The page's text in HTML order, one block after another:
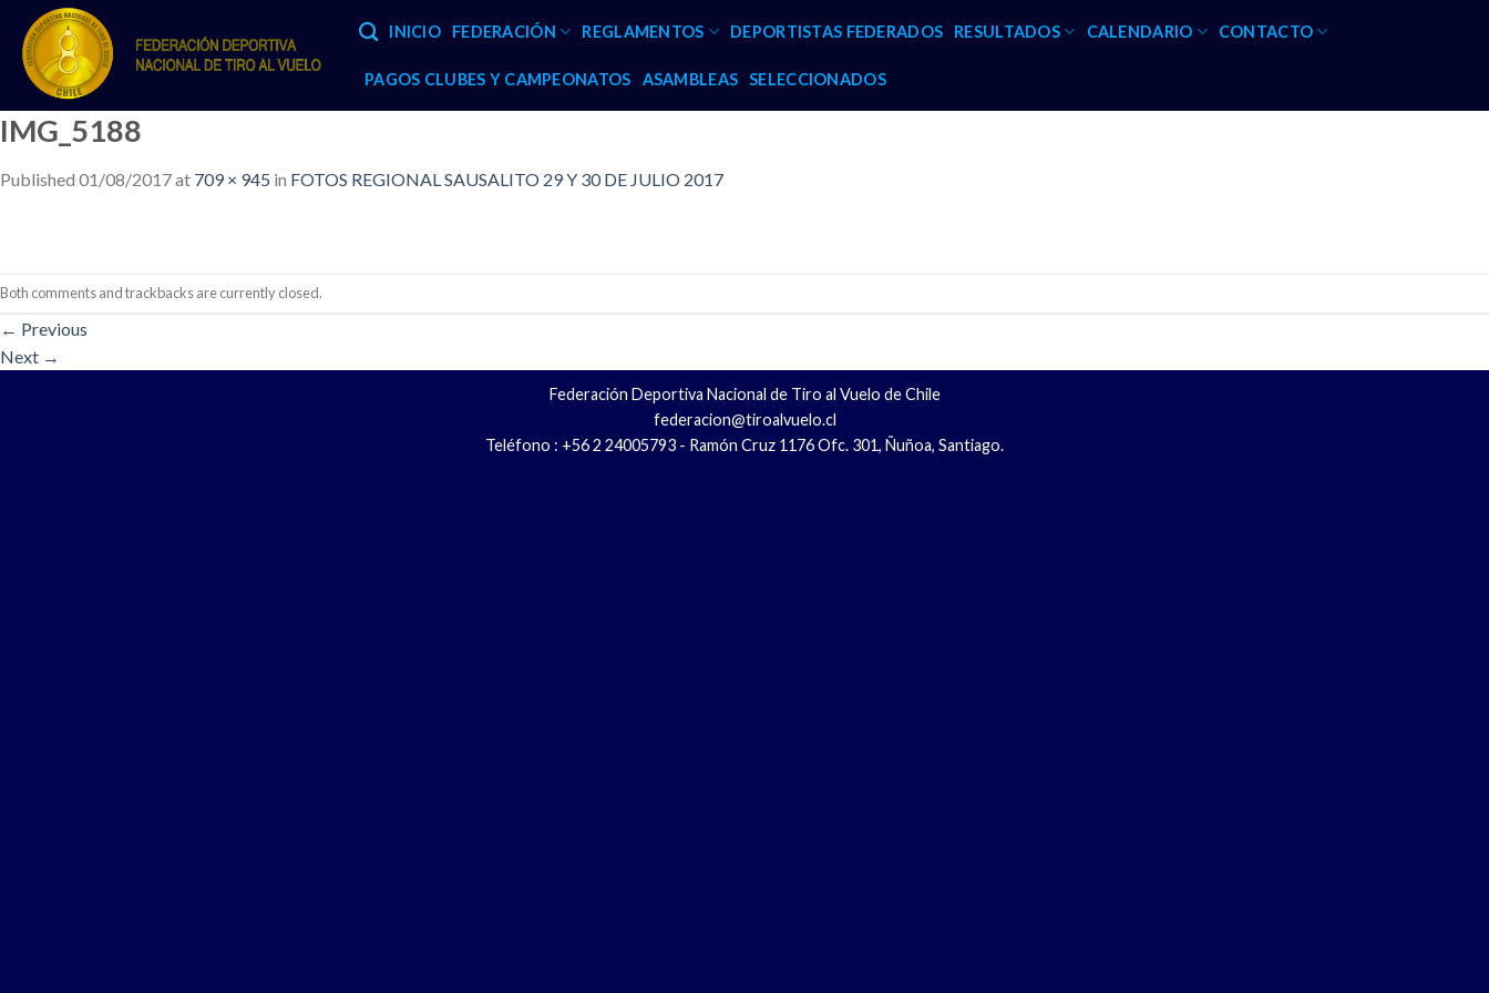
content
INICIO FEDERACIÓN REGLAMENTOS DEPORTISTAS FEDERADOS RESULTADOS CALENDARIO CONTACTO
PAGOS CLUBES Y CAMPEONATOS ASAMBLEAS SELECCIONADOS
IMG_5188
Published 01/08/2017at 709 × 945 in FOTOS REGIONAL SAUSALITO 29 Y 30 DE JULIO 2017
Both comments and trackbacks are currently closed.
← Previous
Next →
Federación Deportiva Nacional de Tiro al Vuelo de Chile
federacion@tiroalvuelo.cl
Teléfono : +56 2 24005793 - Ramón Cruz 1176 Ofc. 301, Ñuñoa, Santiago.